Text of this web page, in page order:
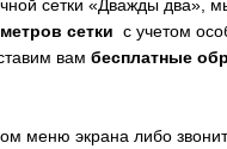
сетки «Дважды два»,
сетки с учетом
вам бесплатные
меню экрана либо